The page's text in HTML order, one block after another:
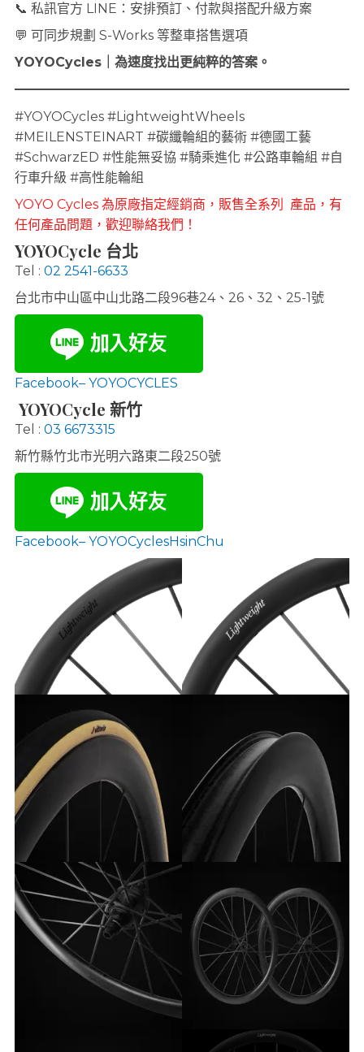
📞 私訊官方 LINE：安排預訂、付款與搭配升級方案
💬 可同步規劃 S-Works 等整車搭售選項
YOYOCycles｜為速度找出更純粹的答案。
#YOYOCycles #LightweightWheels
#MEILENSTEINART #碳纖輪組的藝術 #德國工藝
#SchwarzED #性能無妥協 #騎乘進化 #公路車輪組 #自
行車升級 #高性能輪組
YOYO Cycles 為原廠指定經銷商，販售全系列 產品，有
任何產品問題，歡迎聯絡我們！
YOYOCycle 台北
Tel : 02 2541-6633
台北市中山區中山北路二段96巷24、26、32、25-1號
Facebook– YOYOCYCLES
YOYOCycle 新竹
Tel : 03 6673315
新竹縣竹北市光明六路東二段250號
Facebook– YOYOCyclesHsinChu